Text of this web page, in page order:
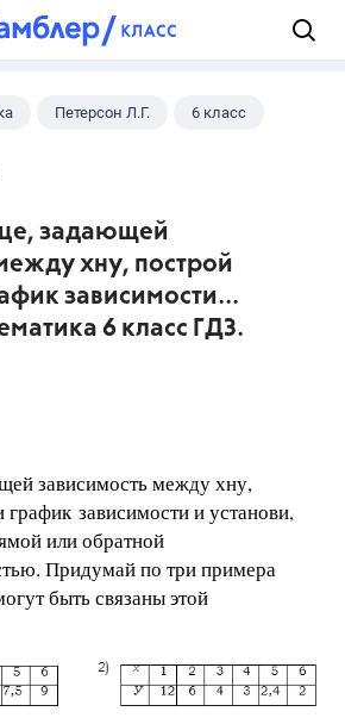
Петерсон Л.Г. 6 класс
задающей
хну, построй
зависимости...
6 класс ГДЗ.
зависимость между хну,
зависимости и установи,
или обратной
Придумай по три примера
быть связаны этой